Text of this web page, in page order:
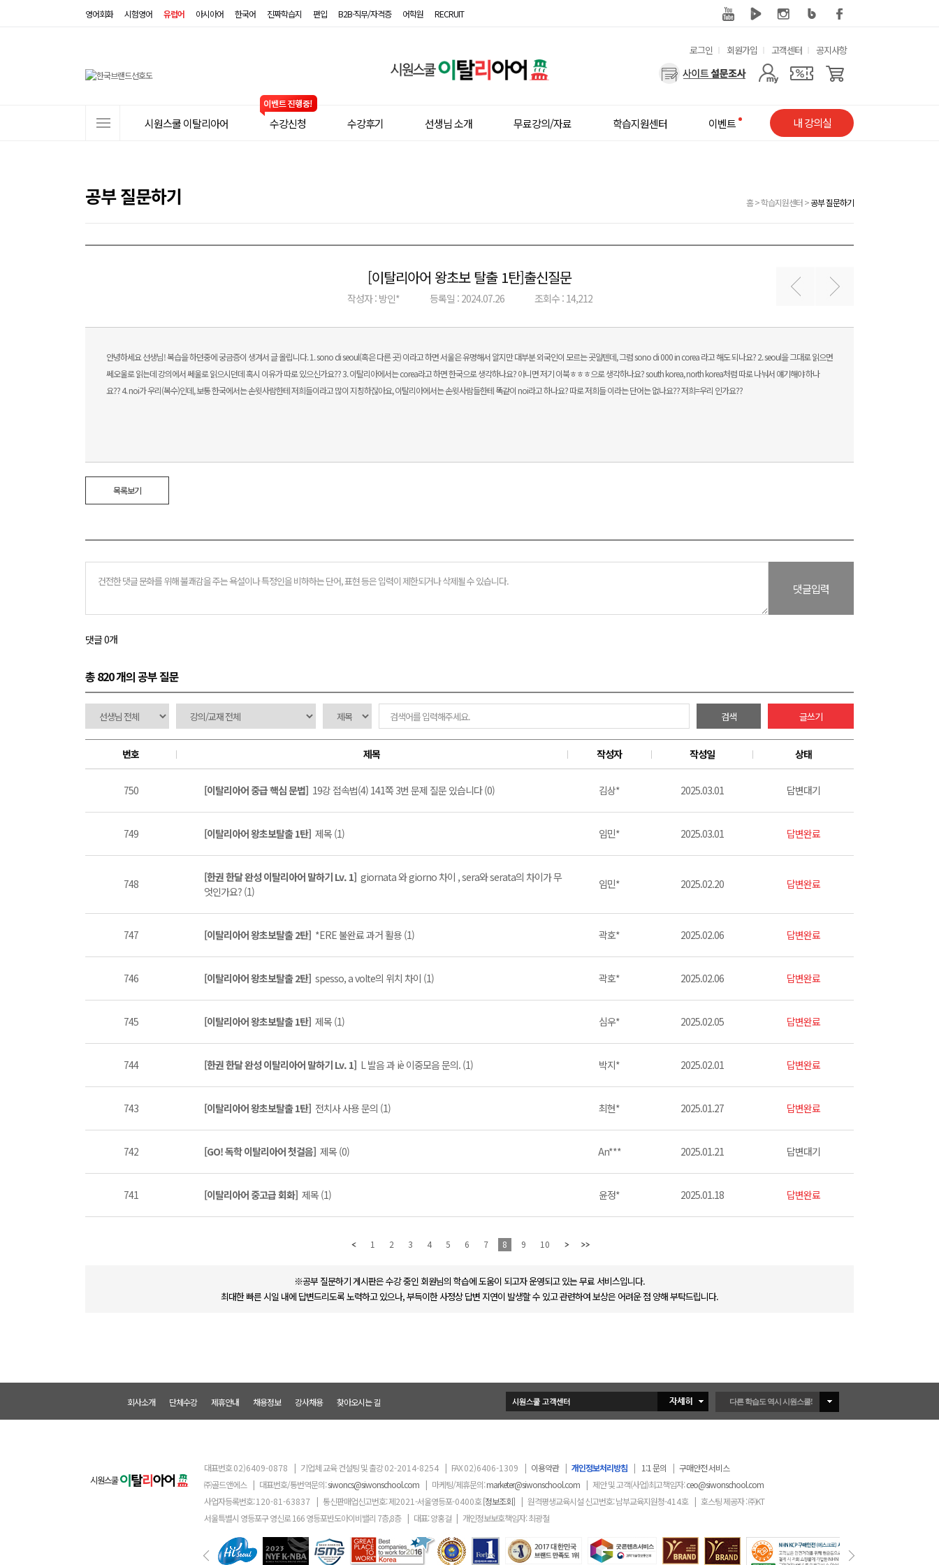
영어회화 시험영어 유럽어 아시아어 한국어 진짜학습지 편입 B2B·직무/자격증 어학원 RECRUIT
원
쿨
유
용
로그인 회원가입 고객센터 공지사항
사
메
뉴
시원스쿨 이탈리아어 수강신청 수강후기 선생님 소개 무료강의/자료 학습지원센터 이벤트 내 강의실
공부 질문하기 홈>학습지원센터>공부 질문하기
[이탈리아어 왕초보 탈출 1탄]출신질문
작성자 : 방인* 등록일 : 2024.07.26 조회수 : 14,212
이전글 다음글
안녕하세요 선생님! 복습을 하던중에 궁금증이 생겨서 글 올립니다. 1. sono di seoul(혹은 다른 곳) 이라고 하면 서울은 유명해서 알지만 대부분 외국인이 모르는 곳일텐데, 그럼 sono di 000 in corea 라고 해도 되나요? 2. seoul을 그대로 읽으면
쎄오울로 읽는데 강의에서 쎄울로 읽으시던데 혹시 이유가 따로 있으신가요?? 3. 이탈리아에서는 corea라고 하면 한국으로 생각하나요? 아니면 저기 이북ㅎㅎㅎ으로 생각하나요? south korea, north korea처럼 따로 나눠서 얘기해야 하나
요?? 4. noi가 우리(복수)인데, 보통 한국에서는 손윗사람한테 저희들이라고 많이 지칭하잖아요, 이탈리아에서는 손윗사람들한테 똑같이 noi라고 하나요? 따로 저희들 이라는 단어는 없나요?? 저희=우리 인가요??
목록보기
댓글입력
댓글 0개
총 820 개의 공부 질문
검색 글쓰기
번호 제목 작성자 작성일 상태
750 [이탈리아어 중급 핵심 문법] 19강 접속법(4) 141쪽 3번 문제 질문 있습니다 (0) 김상* 2025.03.01 답변대기
749 [이탈리아어 왕초보탈출 1탄] 제목 (1) 임민* 2025.03.01 답변완료
748 [한권 한달 완성 이탈리아어 말하기 Lv. 1] giornata 와 giorno 차이 , sera와 serata의 차이가 무
엇인가요? (1)
임민* 2025.02.20 답변완료
747 [이탈리아어 왕초보탈출 2탄] *ERE 불완료 과거 활용 (1) 곽호* 2025.02.06 답변완료
746 [이탈리아어 왕초보탈출 2탄] spesso, a volte의 위치 차이 (1) 곽호* 2025.02.06 답변완료
745 [이탈리아어 왕초보탈출 1탄] 제목 (1) 심우* 2025.02.05 답변완료
744 [한권 한달 완성 이탈리아어 말하기 Lv. 1] L 발음 과 iè 이중모음 문의. (1) 박지* 2025.02.01 답변완료
743 [이탈리아어 왕초보탈출 1탄] 전치사 사용 문의 (1) 최현* 2025.01.27 답변완료
742 [GO! 독학 이탈리아어 첫걸음] 제목 (0) An*** 2025.01.21 답변대기
741 [이탈리아어 중고급 회화] 제목 (1) 윤정* 2025.01.18 답변완료
1 2 3 4 5 6 7 8 9 10
※공부 질문하기 게시판은 수강 중인 회원님의 학습에 도움이 되고자 운영되고 있는 무료 서비스입니다.
최대한 빠른 시일 내에 답변드리도록 노력하고 있으나, 부득이한 사정상 답변 지연이 발생할 수 있고 관련하여 보상은 어려운 점 양해 부탁드립니다.
회사소개 단체수강 제휴안내 채용정보 강사채용 찾아오시는 길 다른 학습도 역시 시원스쿨!
대표번호02)6409-0878 | 기업체 교육 컨설팅 및 출강02-2014-8254 | FAX02)6406-1309 | 이용약관 | 개인정보처리방침 | 1:1 문의 | 구매안전 서비스
㈜골드앤에스 | 대표번호/통번역문의:siwoncs@siwonschool.com | 마케팅/제휴문의:marketer@siwonschool.com | 제안 및 고객(사업)최고책임자:ceo@siwonschool.com
사업자등록번호:120-81-63837 | 통신판매업신고번호: 제2021-서울영등포-0400호[정보조회] | 원격평생교육시설 신고번호: 남부교육지원청-414호 | 호스팅 제공자 : ㈜KT
서울특별시 영등포구 영신로 166 영등포반도아이비밸리 7층,8층 | 대표: 양홍걸 | 개인정보보호책임자: 최광철